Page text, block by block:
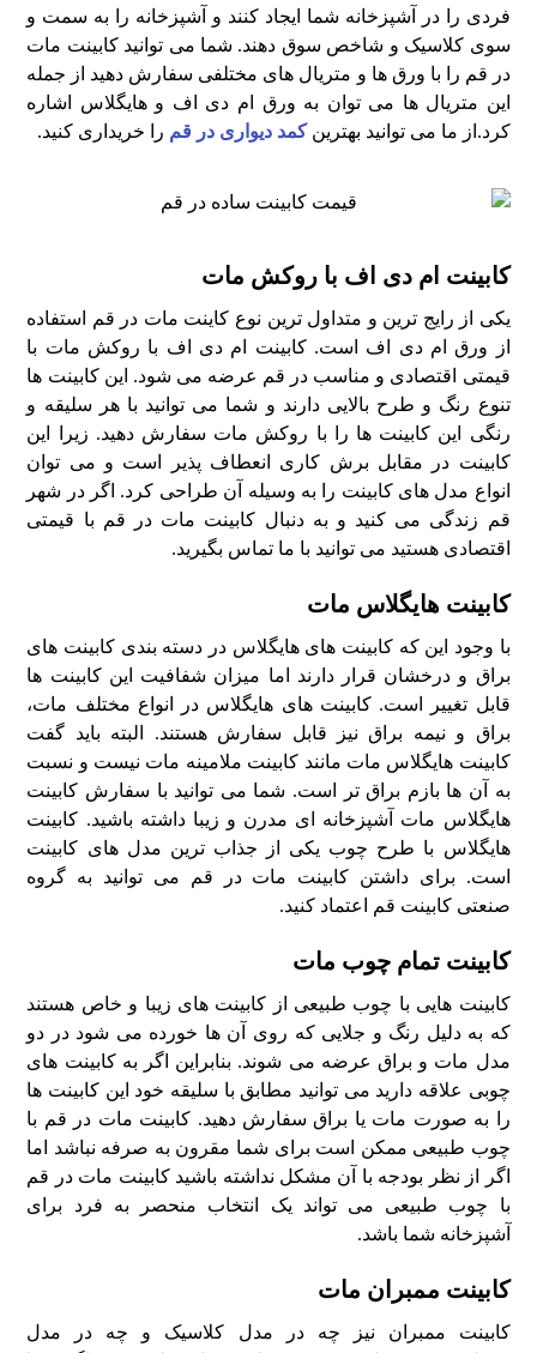
فردی را در آشپزخانه شما ایجاد کنند و آشپزخانه را به سمت و
سوی کلاسیک و شاخص سوق دهند. شما می توانید کابینت مات
در قم را با ورق ها و متریال های مختلفی سفارش دهید از جمله
این متریال ها می توان به ورق ام دی اف و هایگلاس اشاره
کرد.از ما می توانید بهترینکمد دیواری در قم را خریداری کنید.
کابینت ام دی اف با روکش مات
یکی از رایج ترین و متداول ترین نوع کاینت مات در قم استفاده
از ورق ام دی اف است. کابینت ام دی اف با روکش مات با
قیمتی اقتصادی و مناسب در قم عرضه می شود. این کابینت ها
تنوع رنگ و طرح بالایی دارند و شما می توانید با هر سلیقه و
رنگی این کابینت ها را با روکش مات سفارش دهید. زیرا این
کابینت در مقابل برش کاری انعطاف پذیر است و می توان
انواع مدل های کابینت را به وسیله آن طراحی کرد. اگر در شهر
قم زندگی می کنید و به دنبال کابینت مات در قم با قیمتی
اقتصادی هستید می توانید با ما تماس بگیرید.
کابینت هایگلاس مات
با وجود این که کابینت های هایگلاس در دسته بندی کابینت های
براق و درخشان قرار دارند اما میزان شفافیت این کابینت ها
قابل تغییر است. کابینت های هایگلاس در انواع مختلف مات،
براق و نیمه براق نیز قابل سفارش هستند. البته باید گفت
کابینت هایگلاس مات مانند کابینت ملامینه مات نیست و نسبت
به آن ها بازم براق تر است. شما می توانید با سفارش کابینت
هایگلاس مات آشپزخانه ای مدرن و زیبا داشته باشید. کابینت
هایگلاس با طرح چوب یکی از جذاب ترین مدل های کابینت
است. برای داشتن کابینت مات در قم می توانید به گروه
صنعتی کابینت قم اعتماد کنید.
کابینت تمام چوب مات
کابینت هایی با چوب طبیعی از کابینت های زیبا و خاص هستند
که به دلیل رنگ و جلایی که روی آن ها خورده می شود در دو
مدل مات و براق عرضه می شوند. بنابراین اگر به کابینت های
چوبی علاقه دارید می توانید مطابق با سلیقه خود این کابینت ها
را به صورت مات یا براق سفارش دهید. کابینت مات در قم با
چوب طبیعی ممکن است برای شما مقرون به صرفه نباشد اما
اگر از نظر بودجه با آن مشکل نداشته باشید کابینت مات در قم
با چوب طبیعی می تواند یک انتخاب منحصر به فرد برای
آشپزخانه شما باشد.
کابینت ممبران مات
کابینت ممبران نیز چه در مدل کلاسیک و چه در مدل